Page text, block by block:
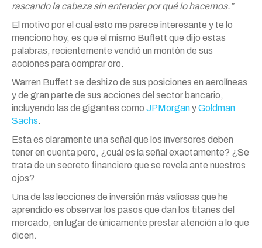
rascando la cabeza sin entender por qué lo hacemos.”
El motivo por el cual esto me parece interesante y te lo
menciono hoy, es que el mismo Buffett que dijo estas
palabras, recientemente vendió un montón de sus
acciones para compraroro.
Warren Buffett se deshizo de sus posiciones en aerolíneas
y de gran parte de sus acciones del sector bancario,
incluyendo las de gigantes como JPMorganyGoldman
Sachs.
Esta es claramente una señal que los inversores deben
tener en cuenta pero, ¿cuál es la señal exactamente? ¿Se
trata de un secreto financiero que se revela ante nuestros
ojos?
Una de las lecciones de inversión más valiosas que he
aprendido es observar los pasos que dan los titanes del
mercado, en lugar de únicamente prestar atención a lo que
dicen.